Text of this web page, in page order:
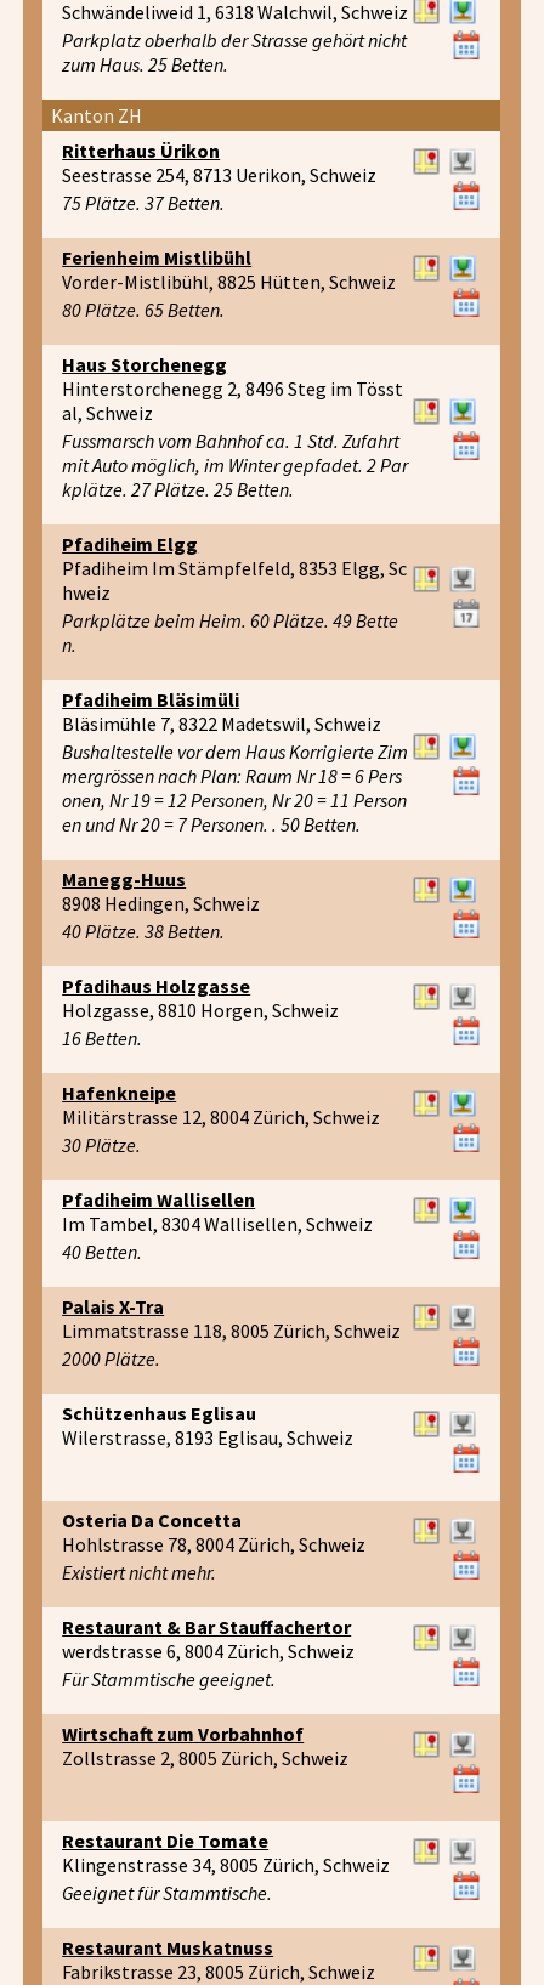
Schwändeliweid 1, 6318 Walchwil, Schweiz
Parkplatz oberhalb der Strasse gehört nicht
zum Haus. 25 Betten.
Kanton ZH
Ritterhaus Ürikon
Seestrasse 254, 8713 Uerikon, Schweiz
75 Plätze. 37 Betten.
Ferienheim Mistlibühl
Vorder-Mistlibühl, 8825 Hütten, Schweiz
80 Plätze. 65 Betten.
Haus Storchenegg
Hinterstorchenegg 2, 8496 Steg im Tösst
al, Schweiz
Fussmarsch vom Bahnhof ca. 1 Std. Zufahrt
mit Auto möglich, im Winter gepfadet. 2 Par
kplätze. 27 Plätze. 25 Betten.
Pfadiheim Elgg
Pfadiheim Im Stämpfelfeld, 8353 Elgg, Sc
hweiz
Parkplätze beim Heim. 60 Plätze. 49 Bette
n.
Pfadiheim Bläsimüli
Bläsimühle 7, 8322 Madetswil, Schweiz
Bushaltestelle vor dem Haus Korrigierte Zim
mergrössen nach Plan: Raum Nr 18 = 6 Pers
onen, Nr 19 = 12 Personen, Nr 20 = 11 Person
en und Nr 20 = 7 Personen. . 50 Betten.
Manegg-Huus
8908 Hedingen, Schweiz
40 Plätze. 38 Betten.
Pfadihaus Holzgasse
Holzgasse, 8810 Horgen, Schweiz
16 Betten.
Hafenkneipe
Militärstrasse 12, 8004 Zürich, Schweiz
30 Plätze.
Pfadiheim Wallisellen
Im Tambel, 8304 Wallisellen, Schweiz
40 Betten.
Palais X-Tra
Limmatstrasse 118, 8005 Zürich, Schweiz
2000 Plätze.
Schützenhaus Eglisau
Wilerstrasse, 8193 Eglisau, Schweiz
Osteria Da Concetta
Hohlstrasse 78, 8004 Zürich, Schweiz
Existiert nicht mehr.
Restaurant & Bar Stauffachertor
werdstrasse 6, 8004 Zürich, Schweiz
Für Stammtische geeignet.
Wirtschaft zum Vorbahnhof
Zollstrasse 2, 8005 Zürich, Schweiz
Restaurant Die Tomate
Klingenstrasse 34, 8005 Zürich, Schweiz
Geeignet für Stammtische.
Restaurant Muskatnuss
Fabrikstrasse 23, 8005 Zürich, Schweiz